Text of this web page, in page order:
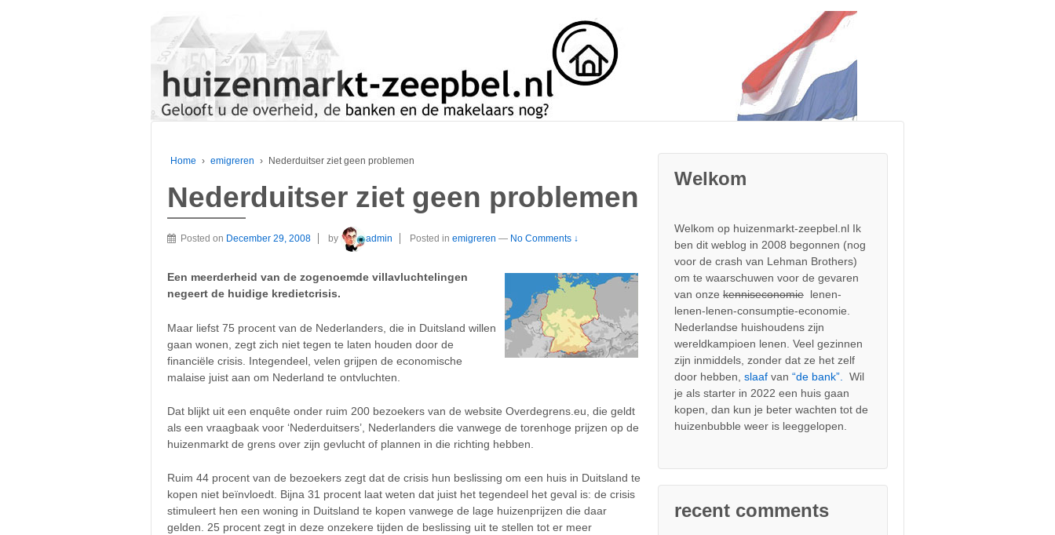
Home › emigreren › Nederduitser ziet geen problemen
Nederduitser ziet geen problemen
Posted on December 29, 2008 by admin Posted in emigreren — No Comments ↓
Een meerderheid van de zogenoemde villavluchtelingen
negeert de huidige kredietcrisis.
Maar liefst 75 procent van de Nederlanders, die in Duitsland willen
gaan wonen, zegt zich niet tegen te laten houden door de
financiële crisis. Integendeel, velen grijpen de economische
malaise juist aan om Nederland te ontvluchten.
Dat blijkt uit een enquête onder ruim 200 bezoekers van de website Overdegrens.eu, die geldt
als een vraagbaak voor ‘Nederduitsers’, Nederlanders die vanwege de torenhoge prijzen op de
huizenmarkt de grens over zijn gevlucht of plannen in die richting hebben.
Ruim 44 procent van de bezoekers zegt dat de crisis hun beslissing om een huis in Duitsland te
kopen niet beïnvloedt. Bijna 31 procent laat weten dat juist het tegendeel het geval is: de crisis
stimuleert hen een woning in Duitsland te kopen vanwege de lage huizenprijzen die daar
gelden. 25 procent zegt in deze onzekere tijden de beslissing uit te stellen tot er meer
Welkom
Welkom op huizenmarkt-zeepbel.nl Ik
ben dit weblog in 2008 begonnen (nog
voor de crash van Lehman Brothers)
om te waarschuwen voor de gevaren
van onzekenniseconomie lenen-
lenen-lenen-consumptie-economie.
Nederlandse huishoudens zijn
wereldkampioen lenen. Veel gezinnen
zijn inmiddels, zonder dat ze het zelf
door hebben,slaaf van“de bank”. Wil
je als starter in 2022 een huis gaan
kopen, dan kun je beter wachten tot de
huizenbubble weer is leeggelopen.
recent comments